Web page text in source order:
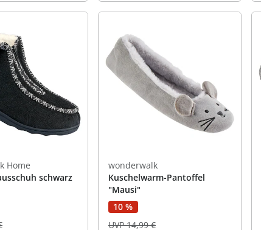
Home
schwarz
wonderwalk
Kuschelwarm-Pantoffel
"Mausi"
10 %
UVP 14,99 €